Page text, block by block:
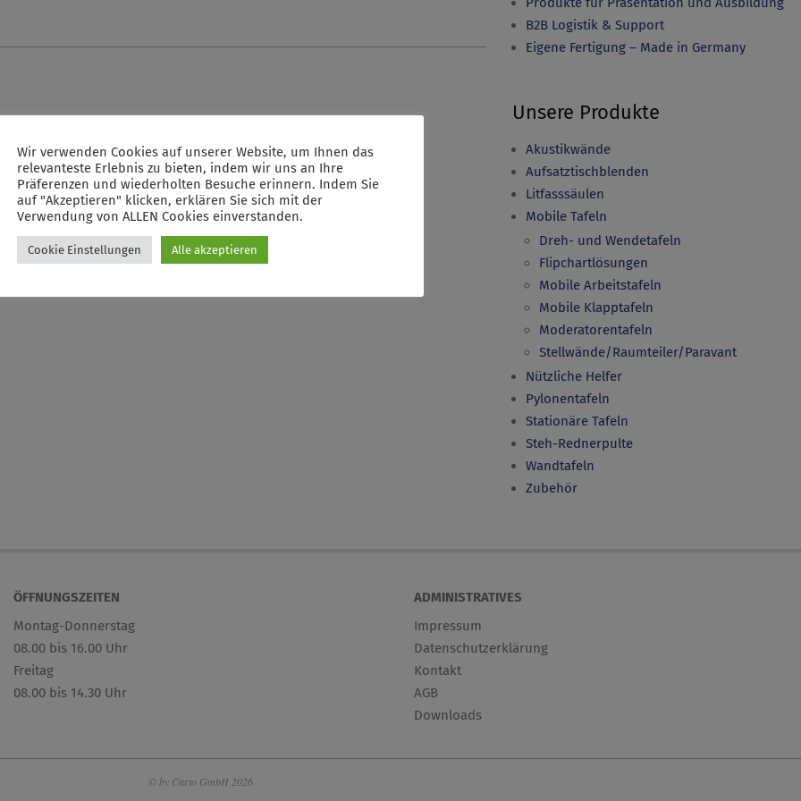
B2B Logistik & Support
Eigene Fertigung – Made in Germany
Unsere Produkte
Akustikwände
Aufsatztischblenden
Litfasssäulen
Mobile Tafeln
Dreh- und Wendetafeln
Flipchartlösungen
Mobile Arbeitstafeln
Mobile Klapptafeln
Moderatorentafeln
Stellwände/Raumteiler/Paravant
Nützliche Helfer
Pylonentafeln
Stationäre Tafeln
Steh-Rednerpulte
Wandtafeln
Zubehör
ÖFFNUNGSZEITEN
Montag-Donnerstag
08.00 bis 16.00 Uhr
Freitag
08.00 bis 14.30 Uhr
ADMINISTRATIVES
Impressum
Datenschutzerklärung
Kontakt
AGB
Downloads
© by Carto GmbH 2026
Wir verwenden Cookies auf unserer Website, um Ihnen das
relevanteste Erlebnis zu bieten, indem wir uns an Ihre
Präferenzen und wiederholten Besuche erinnern. Indem Sie
auf "Akzeptieren" klicken, erklären Sie sich mit der
Verwendung von ALLEN Cookies einverstanden.
Cookie Einstellungen Alle akzeptieren